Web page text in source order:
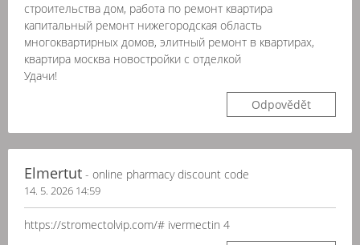
строительства дом, работа по ремонт квартира
капитальный ремонт нижегородская область
многоквартирных домов, элитный ремонт в квартирах,
квартира москва новостройки с отделкой
Удачи!
Odpovědět
Elmertut - online pharmacy discount code
14. 5. 2026 14:59
https://stromectolvip.com/# ivermectin 4